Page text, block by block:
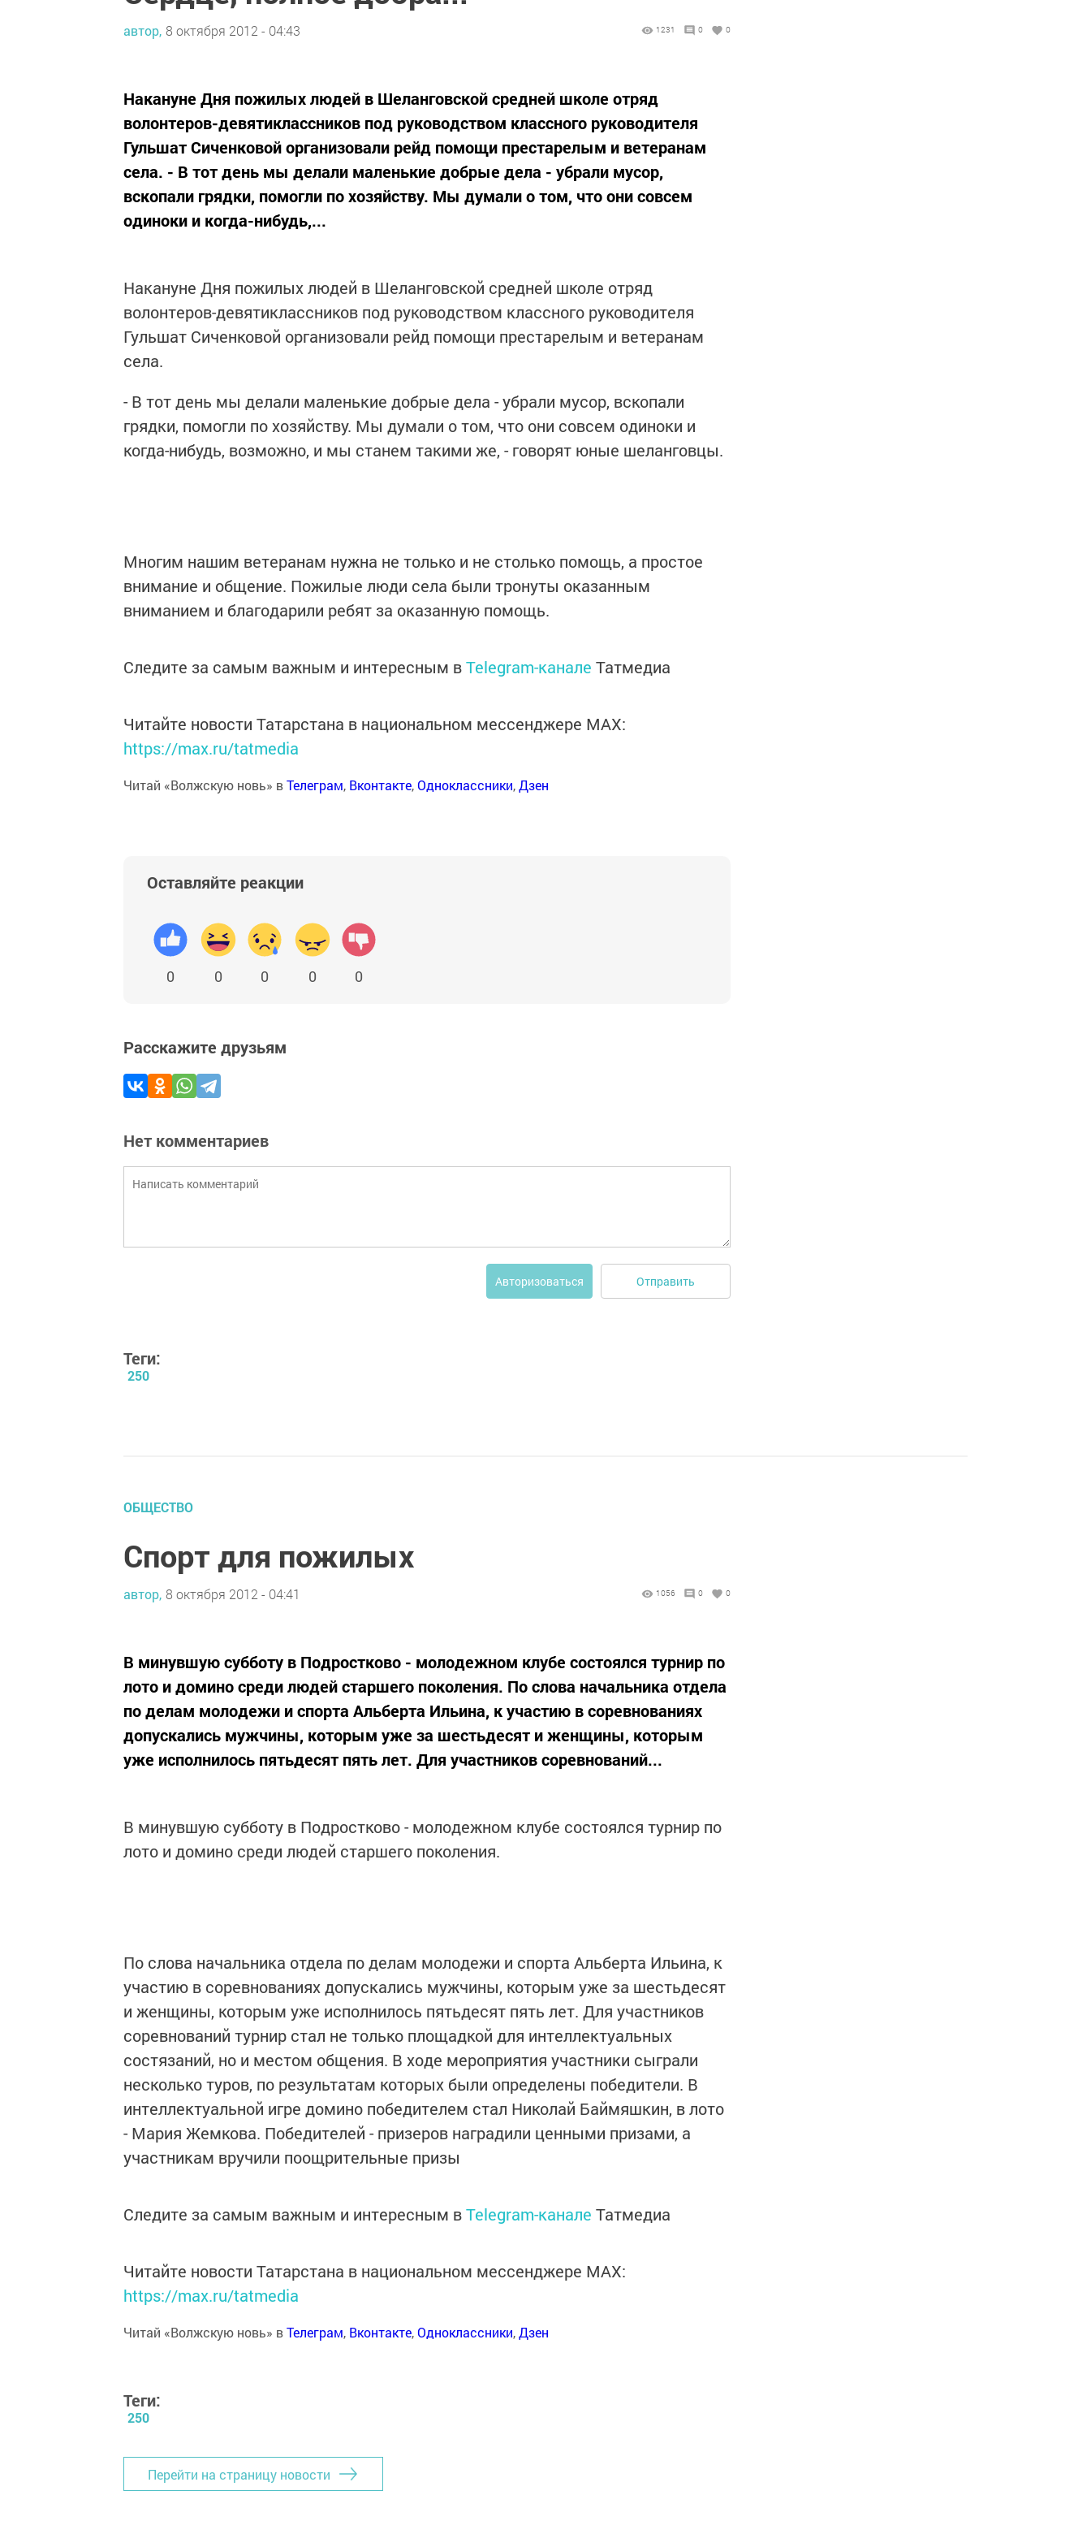
автор, 8 октября 2012 - 04:43 1231 0 0
Накануне Дня пожилых людей в Шеланговской средней школе отряд
волонтеров-девятиклассников под руководством классного руководителя
Гульшат Сиченковой организовали рейд помощи престарелым и ветеранам
села. - В тот день мы делали маленькие добрые дела - убрали мусор,
вскопали грядки, помогли по хозяйству. Мы думали о том, что они совсем
одиноки и когда-нибудь,...
Накануне Дня пожилых людей в Шеланговской средней школе отряд
волонтеров-девятиклассников под руководством классного руководителя
Гульшат Сиченковой организовали рейд помощи престарелым и ветеранам
села.
- В тот день мы делали маленькие добрые дела - убрали мусор, вскопали
грядки, помогли по хозяйству. Мы думали о том, что они совсем одиноки и
когда-нибудь, возможно, и мы станем такими же, - говорят юные шеланговцы.
Многим нашим ветеранам нужна не только и не столько помощь, а простое
внимание и общение. Пожилые люди села были тронуты оказанным
вниманием и благодарили ребят за оказанную помощь.
Следите за самым важным и интересным вTelegram-канале Татмедиа
Читайте новости Татарстана в национальном мессенджере MАХ:
https://max.ru/tatmedia
Читай «Волжскую новь» вТелеграм, Вконтакте,Одноклассники,Дзен
Оставляйте реакции
0 0 0 0 0
Расскажите друзьям
Нет комментариев
Авторизоваться Отправить
Теги:
250
ОБЩЕСТВО
Спорт для пожилых
автор, 8 октября 2012 - 04:41 1056 0 0
В минувшую субботу в Подростково - молодежном клубе состоялся турнир по
лото и домино среди людей старшего поколения. По слова начальника отдела
по делам молодежи и спорта Альберта Ильина, к участию в соревнованиях
допускались мужчины, которым уже за шестьдесят и женщины, которым
уже исполнилось пятьдесят пять лет. Для участников соревнований...
В минувшую субботу в Подростково - молодежном клубе состоялся турнир по
лото и домино среди людей старшего поколения.
По слова начальника отдела по делам молодежи и спорта Альберта Ильина, к
участию в соревнованиях допускались мужчины, которым уже за шестьдесят
и женщины, которым уже исполнилось пятьдесят пять лет. Для участников
соревнований турнир стал не только площадкой для интеллектуальных
состязаний, но и местом общения. В ходе мероприятия участники сыграли
несколько туров, по результатам которых были определены победители. В
интеллектуальной игре домино победителем стал Николай Баймяшкин, в лото
- Мария Жемкова. Победителей - призеров наградили ценными призами, а
участникам вручили поощрительные призы
Следите за самым важным и интересным вTelegram-канале Татмедиа
Читайте новости Татарстана в национальном мессенджере MАХ:
https://max.ru/tatmedia
Читай «Волжскую новь» вТелеграм, Вконтакте,Одноклассники,Дзен
Теги:
250
Перейти на страницу новости